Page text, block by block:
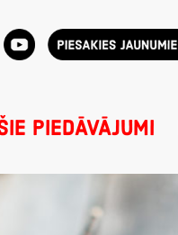
PIEDĀVĀJUMI